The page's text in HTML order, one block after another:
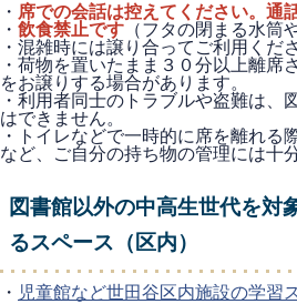
・ 席での会話は控えてください。通
・ 飲食禁止です （フタの閉まる水筒
・混雑時には譲り合ってご利用くだ
・荷物を置いたまま３０分以上離席
をお譲りする場合があります。
・利用者同士のトラブルや盗難は、
はできません。
・トイレなどで一時的に席を離れる
など、ご自分の持ち物の管理には十
図書館以外の中高生世代を対
るスペース（区内）
・ 児童館など世田谷区内施設の学習